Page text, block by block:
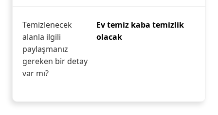
Temizlenecek
alanla ilgili
paylaşmanız
gereken bir detay
var mı?
Ev temiz kaba temizlik
olacak